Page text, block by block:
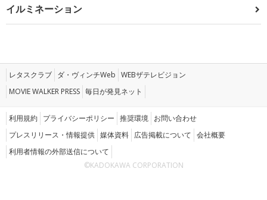
イルミネーション
レタスクラブ ダ・ヴィンチWeb WEBザテレビジョン
MOVIE WALKER PRESS 毎日が発見ネット
利用規約 プライバシーポリシー 推奨環境 お問い合わせ
プレスリリース・情報提供 媒体資料 広告掲載について 会社概要
利用者情報の外部送信について
©KADOKAWA CORPORATION